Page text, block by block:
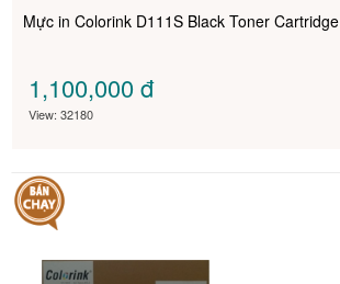
Mực in Colorink D111S Black Toner Cartridge
1,100,000đ
View: 32180